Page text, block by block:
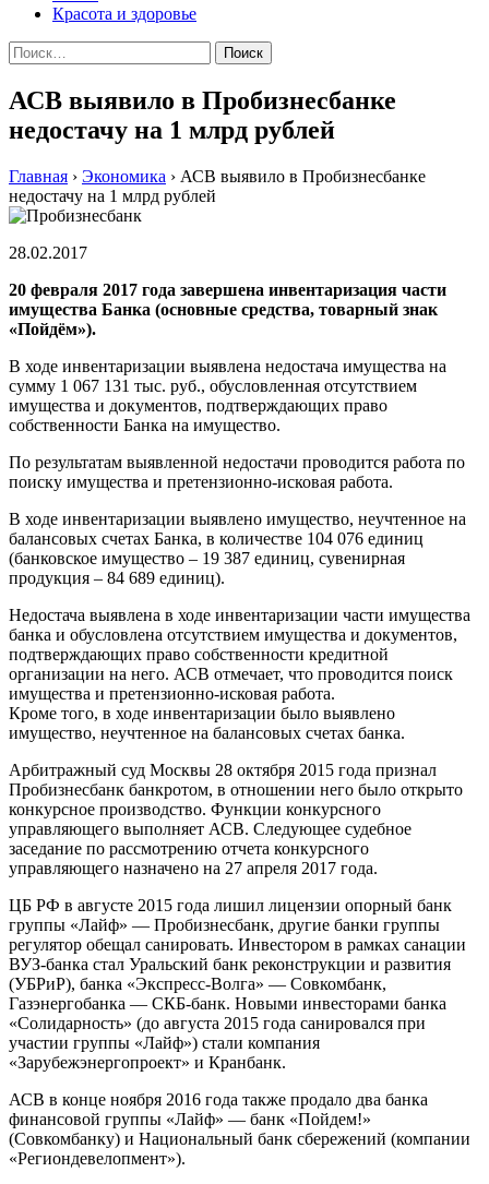
Красота и здоровье
Найти:
АСВ выявило в Пробизнесбанке‍
недостачу на 1 млрд рублей
Главная › Экономика › АСВ выявило в Пробизнесбанке‍
недостачу на 1 млрд рублей
28.02.2017
20 февраля 2017 года завершена инвентаризация части
имущества Банка (основные средства, товарный знак
«Пойдём»).
В ходе инвентаризации выявлена недостача имущества на
сумму 1 067 131 тыс. руб., обусловленная отсутствием
имущества и документов, подтверждающих право
собственности Банка на имущество.
По результатам выявленной недостачи проводится работа по
поиску имущества и претензионно-исковая работа.
В ходе инвентаризации выявлено имущество, неучтенное на
балансовых счетах Банка, в количестве 104 076 единиц
(банковское имущество – 19 387 единиц, сувенирная
продукция – 84 689 единиц).
Недостача выявлена в ходе инвентаризации части имущества
банка и обусловлена отсутствием имущества и документов,
подтверждающих право собственности кредитной
организации на него. АСВ отмечает, что проводится поиск
имущества и претензионно-исковая работа.
Кроме того, в ходе инвентаризации было выявлено
имущество, неучтенное на балансовых счетах банка.
Арбитражный суд Москвы 28 октября 2015 года признал
Пробизнесбанк банкротом, в отношении него было открыто
конкурсное производство. Функции конкурсного
управляющего выполняет АСВ. Следующее судебное
заседание по рассмотрению отчета конкурсного
управляющего назначено на 27 апреля 2017 года.
ЦБ РФ в августе 2015 года лишил лицензии опорный банк
группы «Лайф» — Пробизнесбанк, другие банки группы
регулятор обещал санировать. Инвестором в рамках санации
ВУЗ-банка стал Уральский банк реконструкции и развития
(УБРиР), банка «Экспресс-Волга» — Совкомбанк,
Газэнергобанка — СКБ-банк. Новыми инвесторами банка
«Солидарность» (до августа 2015 года санировался при
участии группы «Лайф») стали компания
«Зарубежэнергопроект» и Кранбанк.
АСВ в конце ноября 2016 года также продало два банка
финансовой группы «Лайф» — банк «Пойдем!»
(Совкомбанку) и Национальный банк сбережений (компании
«Региондевелопмент»).